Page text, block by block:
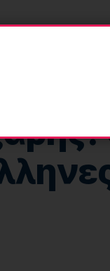
οι σωστοί»